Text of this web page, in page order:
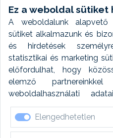
Ez a weboldal sütiket
A weboldalunk alapvető
sütiket alkalmazunk és
és hirdetések
statisztikai és marketing
előfordulhat, hogy
elemző
weboldalhasználati
forrásokból gyűjtött
elfogadásával
ezen adatokat 6 hónap
Elengedhetetlen